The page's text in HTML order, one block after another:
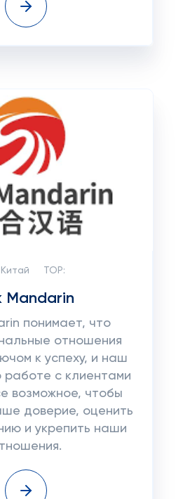
Китай TOP:
Mandarin
понимает, что
отношения
к успеху, и наш
с клиентами
возможное, чтобы
доверие, оценить
и укрепить наши